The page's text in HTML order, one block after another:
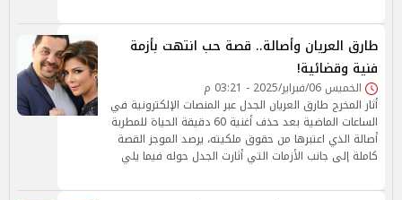
طارق العريان وأصالة.. قصة حب انتهت بأزمة
فنية وقضائية!
الخميس 06/فبراير/2025 - 03:21 م
أثار المخرج طارق العريان الجدل عبر المنصات الإلكترونية في
الساعات الماضية بعد حذف أغنية 60 دقيقة الحياة للمطربة
أصالة الذي اعتبرها من حقوق ملكيته، يرصد الموجز القصة
كاملة إلى جانب الأزمات التي أثارت الجدل حوله فيما يلي